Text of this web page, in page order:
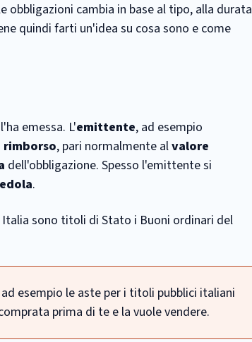
obbligazioni cambia in base al tipo, alla durata
quindi farti un'idea su cosa sono e come
emessa. L'emittente, ad esempio
, pari normalmente alvalore
dell'obbligazione. Spesso l'emittente si
.
Italia sono titoli di Stato i Buoni ordinari del
ad esempio le aste per i titoli pubblici italiani
prima di te e la vuole vendere.